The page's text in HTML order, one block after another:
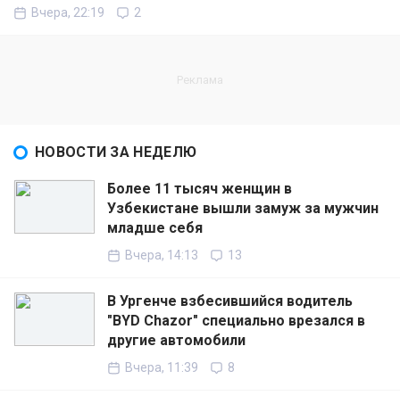
Вчера, 22:19 2
НОВОСТИ ЗА НЕДЕЛЮ
Более 11 тысяч женщин в
Узбекистане вышли замуж за мужчин
младше себя
Вчера, 14:13 13
В Ургенче взбесившийся водитель
"BYD Chazor" специально врезался в
другие автомобили
Вчера, 11:39 8